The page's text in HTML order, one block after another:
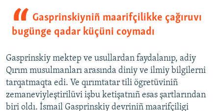
Gasprinskiyniñ maarifçilikke çağıruvı
bugünge qadar küçüni coymadı
Gasprinskiy mektep ve usullardan faydalanıp, adiy
Qırım musulmanları arasında diniy ve ilmiy bilgilerni
tarqatmaqta edi. Ve qırımtatar tili ögretüviniñ
zemaneviyleştirilüvi işbu ketişatnıñ esas şartlarından
biri oldı. İsmail Gasprinskiy devriniñ maarifçiligi